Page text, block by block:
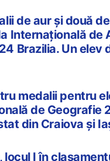
de aur și două
Internațională de
Brazilia. Un elev
medalii pentru
de Geografie
din Craiova și
locul I în